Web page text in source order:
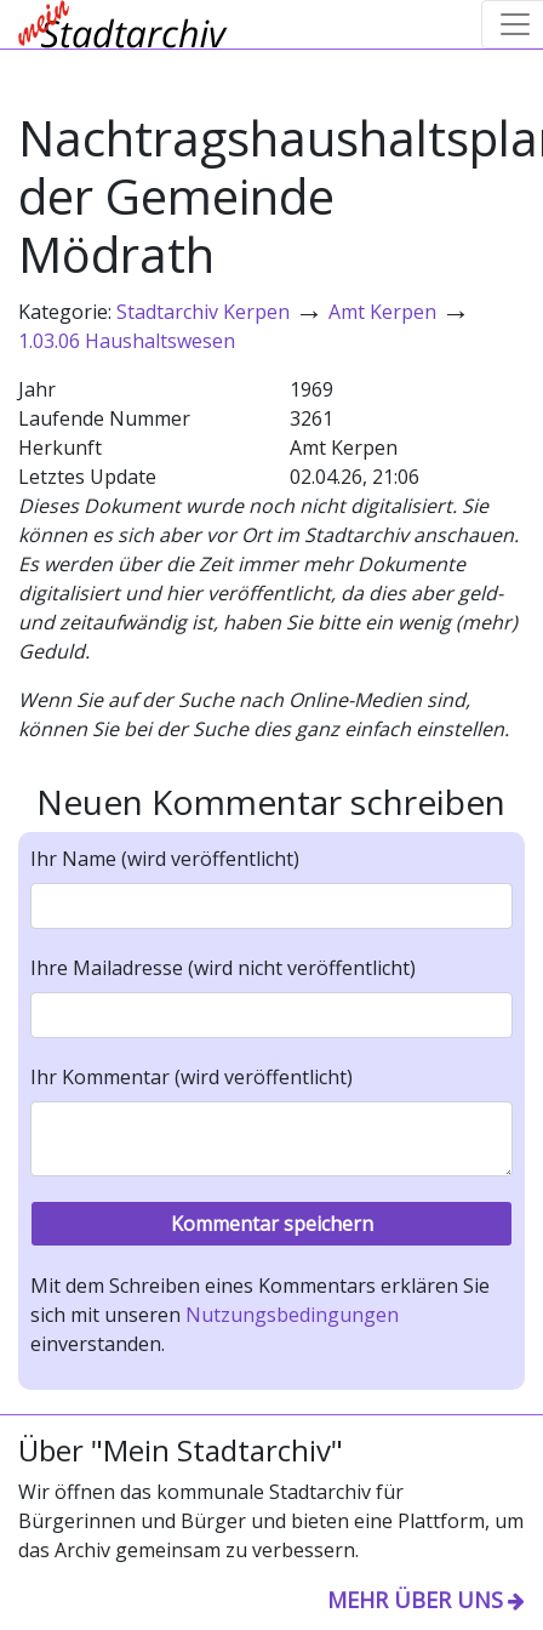
der Gemeinde
Mödrath
Kategorie: Stadtarchiv Kerpen → Amt Kerpen →
1.03.06 Haushaltswesen
Jahr
1969
Laufende Nummer
3261
Herkunft
Amt Kerpen
Letztes Update
02.04.26, 21:06
Dieses Dokument wurde noch nicht digitalisiert. Sie
können es sich aber vor Ort im Stadtarchiv anschauen.
Es werden über die Zeit immer mehr Dokumente
digitalisiert und hier veröffentlicht, da dies aber geld-
und zeitaufwändig ist, haben Sie bitte ein wenig (mehr)
Geduld.
Wenn Sie auf der Suche nach Online-Medien sind,
können Sie bei der Suche dies ganz einfach einstellen.
Neuen Kommentar schreiben
Ihr Name (wird veröffentlicht)
Ihre Mailadresse (wird nicht veröffentlicht)
Ihr Kommentar (wird veröffentlicht)
Mit dem Schreiben eines Kommentars erklären Sie
sich mit unseren Nutzungsbedingungen
einverstanden.
Über "Mein Stadtarchiv"
Wir öffnen das kommunale Stadtarchiv für
Bürgerinnen und Bürger und bieten eine Plattform, um
das Archiv gemeinsam zu verbessern.
MEHR ÜBER UNS